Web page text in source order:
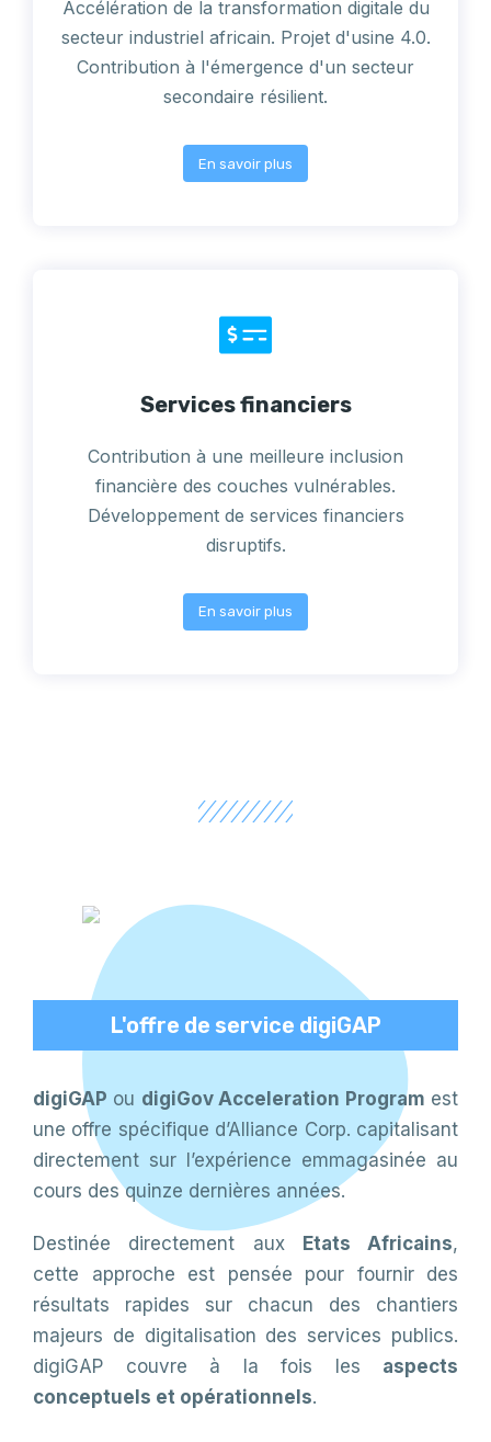
Accélération de la transformation digitale du
secteur industriel africain. Projet d'usine 4.0.
Contribution à l'émergence d'un secteur
secondaire résilient.
En savoir plus
Services financiers
Contribution à une meilleure inclusion
financière des couches vulnérables.
Développement de services financiers
disruptifs.
En savoir plus
L'offre de service digiGAP
digiGAP ou digiGov Acceleration Program est
une offre spécifique d’Alliance Corp. capitalisant
directement sur l’expérience emmagasinée au
cours des quinze dernières années.
Destinée directement aux Etats Africains,
cette approche est pensée pour fournir des
résultats rapides sur chacun des chantiers
majeurs de digitalisation des services publics.
digiGAP couvre à la fois les aspects
conceptuels et opérationnels.